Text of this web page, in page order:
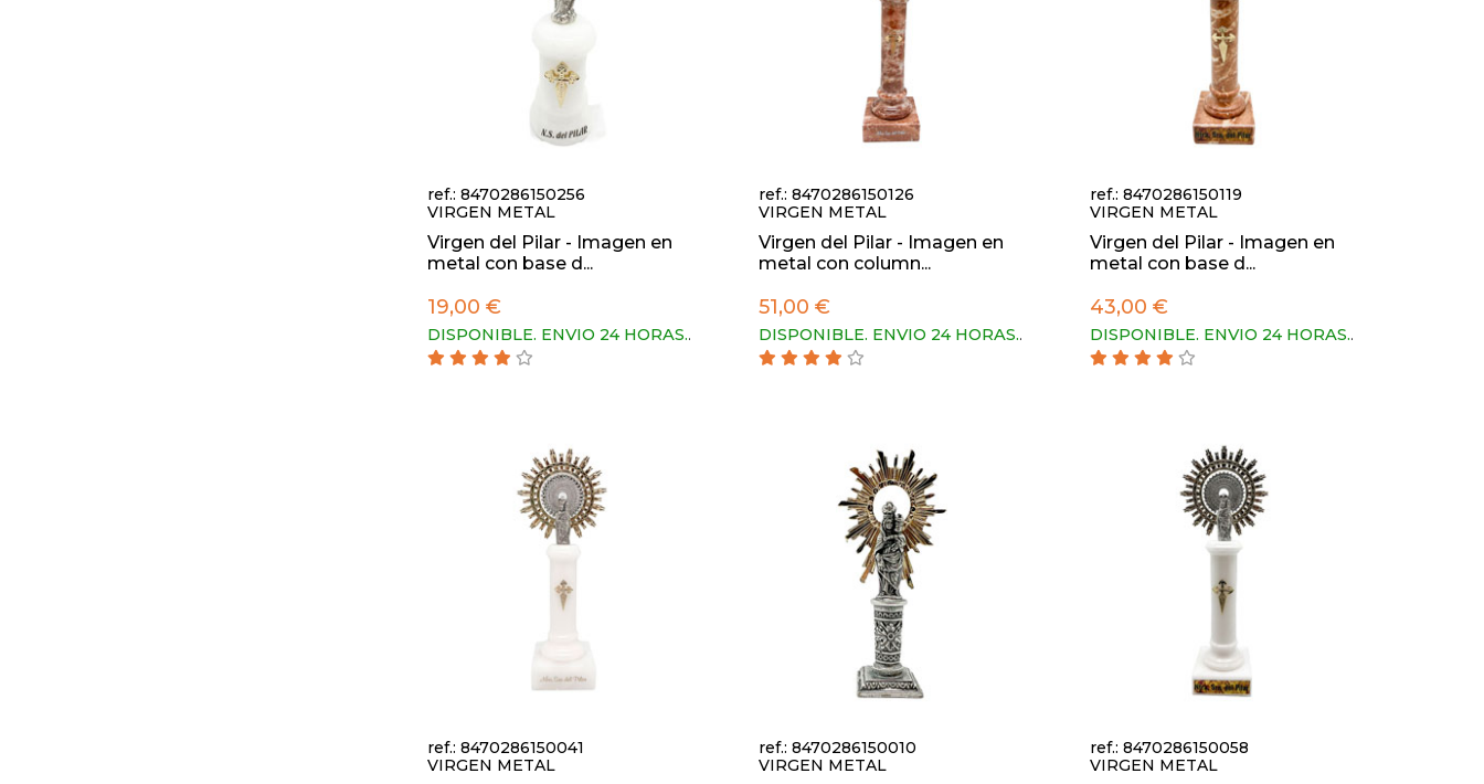
ref.: 8470286150256
VIRGEN METAL
Virgen del Pilar - Imagen en
metal con base d...
19,00 €
DISPONIBLE. ENVIO 24 HORAS..
ref.: 8470286150126
VIRGEN METAL
Virgen del Pilar - Imagen en
metal con column...
51,00 €
DISPONIBLE. ENVIO 24 HORAS..
ref.: 8470286150119
VIRGEN METAL
Virgen del Pilar - Imagen en
metal con base d...
43,00 €
DISPONIBLE. ENVIO 24 HORAS..
ref.: 8470286150041
VIRGEN METAL
ref.: 8470286150010
VIRGEN METAL
ref.: 8470286150058
VIRGEN METAL